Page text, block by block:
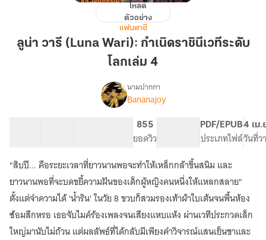
วารี
เล่ม
4
โหลด
ตัวอย่าง
แฟนตาซี
ลูน่า วารี (Luna Wari): กำเนิดราชินีเวทีระดับ
โลกเล่ม 4
เรื่อง
น่า
วารี
(Luna
Varee):
กำเนิด
ราชินี
เวที
ระดับ
โลก
นามปากกา
Bananajoy
855
ยอดวิว
PDF/EPUB
ประเภทไฟล์
4 เม.
วันที่ว
"สิบปี... คือระยะเวลาที่ยาวนานพอจะทำให้เหล็กกล้าขึ้นสนิม และ
ยาวนานพอที่จะบดขยี้ความฝันของเด็กผู้หญิงคนหนึ่งให้แหลกสลาย"
ตั้งแต่จำความได้ 'น้ำริน' ในวัย 8 ขวบก็สวมรองเท้าผ้าใบเต้นจนพื้นห้อง
ซ้อมสึกหรอ เธอจับไมค์ร้องเพลงจนเสียงแหบแห้ง ผ่านเวทีประกวดเล็ก
ใหญ่มานับไม่ถ้วน แต่ผลลัพธ์ที่ได้กลับมีเพียงคำวิจารณ์แสนเย็นชาและ